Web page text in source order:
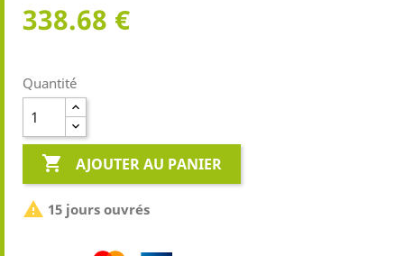
338.68 €
Quantité
 AJOUTER AU PANIER
 15 jours ouvrés